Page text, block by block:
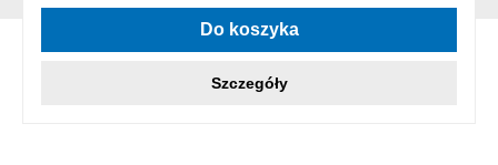
Średnia ocena 4 z 5 gwiazdek
Do koszyka
Szczegóły